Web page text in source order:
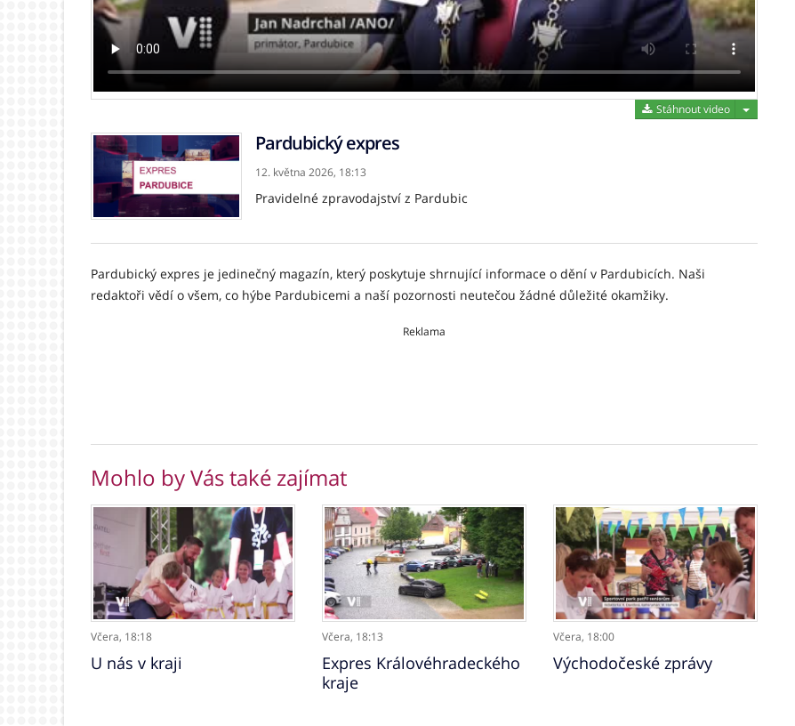
Stáhnout video Stáhnout
Pardubický expres
12. května 2026, 18:13
Pravidelné zpravodajství z Pardubic
Pardubický expres je jedinečný magazín, který poskytuje shrnující informace o dění v Pardubicích. Naši
redaktoři vědí o všem, co hýbe Pardubicemi a naší pozornosti neutečou žádné důležité okamžiky.
Reklama
Mohlo by Vás také zajímat
Včera, 18:18
U nás v kraji
Včera, 18:13
Expres Královéhradeckého
kraje
Včera, 18:00
Východočeské zprávy